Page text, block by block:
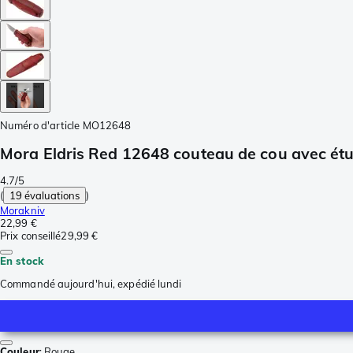
Numéro d'article MO12648
Mora Eldris Red 12648 couteau de cou avec
4.7/5
( 19 évaluations )
Morakniv
22,99 €
Prix conseillé29,99 €
En stock
Commandé aujourd'hui, expédié lundi